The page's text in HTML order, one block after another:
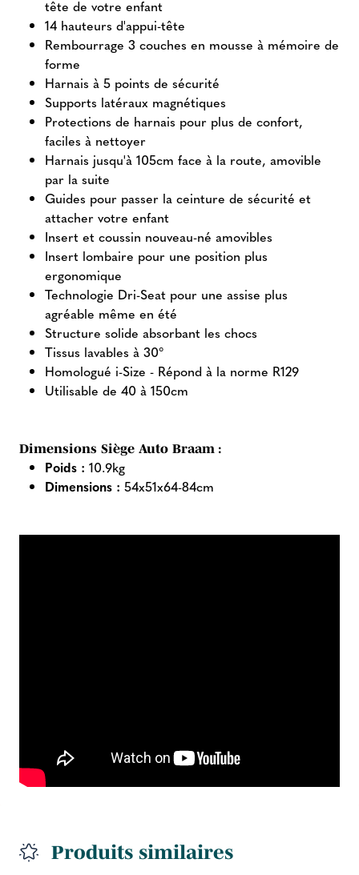
tête de votre enfant
14 hauteurs d'appui-tête
Rembourrage 3 couches en mousse à mémoire de
forme
Harnais à 5 points de sécurité
Supports latéraux magnétiques
Protections de harnais pour plus de confort,
faciles à nettoyer
Harnais jusqu'à 105cm face à la route, amovible
par la suite
Guides pour passer la ceinture de sécurité et
attacher votre enfant
Insert et coussin nouveau-né amovibles
Insert lombaire pour une position plus
ergonomique
Technologie Dri-Seat pour une assise plus
agréable même en été
Structure solide absorbant les chocs
Tissus lavables à 30°
Homologué i-Size - Répond à la norme R129
Utilisable de 40 à 150cm
Dimensions Siège Auto Braam :
Poids : 10.9kg
Dimensions : 54x51x64-84cm
Produits similaires